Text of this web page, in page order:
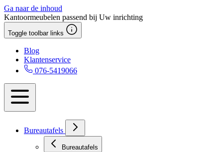
Ga naar de inhoud
Kantoormeubelen passend bij Uw inrichting
Toggle toolbar links
Blog
Klantenservice
076-5419066
Bureautafels
Bureautafels